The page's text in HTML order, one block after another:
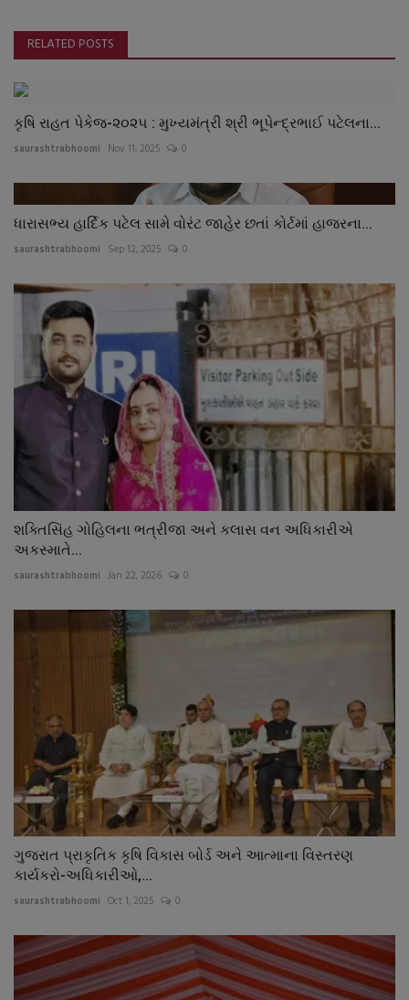
RELATED POSTS
કૃષિ રાહત પેકેજ-૨૦૨૫ : મુખ્યમંત્રી શ્રી ભૂપેન્દ્રભાઈ પટેલના...
saurashtrabhoomi Nov 11, 2025 0
ધારાસભ્ય હાર્દિક પટેલ સામે વોરંટ જાહેર છતાં કોર્ટમાં હાજરના...
saurashtrabhoomi Sep 12, 2025 0
શક્તિસિંહ ગોહિલના ભત્રીજા અને કલાસ વન અધિકારીએ
અકસ્માતે...
saurashtrabhoomi Jan 22, 2026 0
ગુજરાત પ્રાકૃતિક કૃષિ વિકાસ બોર્ડ અને આત્માના વિસ્તરણ
કાર્યકરો-અધિકારીઓ,...
saurashtrabhoomi Oct 1, 2025 0